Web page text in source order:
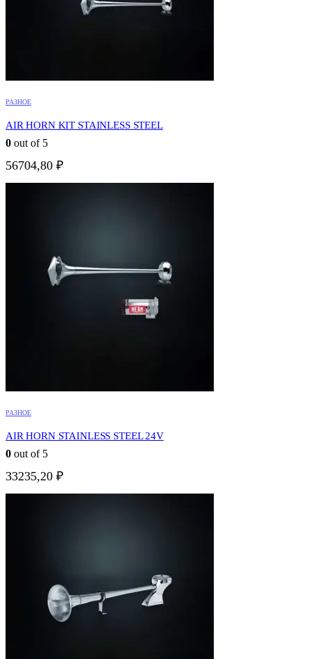
РАЗНОЕ
AIR HORN KIT STAINLESS STEEL
0 out of 5
56704,80 ₽
РАЗНОЕ
AIR HORN STAINLESS STEEL 24V
0 out of 5
33235,20 ₽